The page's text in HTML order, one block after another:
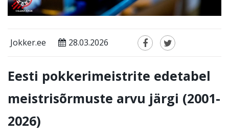
Jokker.ee 28.03.2026
Eesti pokkerimeistrite edetabel
meistrisõrmuste arvu järgi (2001-
2026)